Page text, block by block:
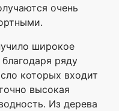
очень
широкое
ряду
которых входит
высокая
Из дерева